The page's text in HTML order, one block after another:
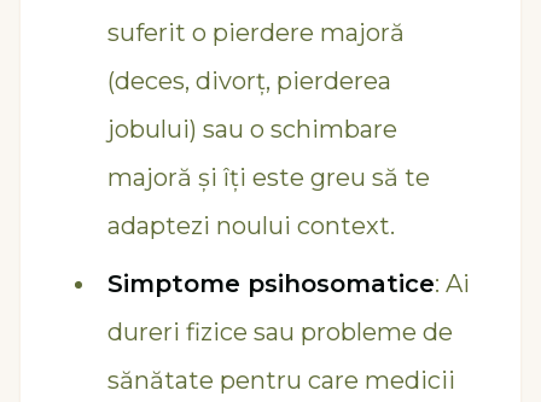
suferit o pierdere majoră
(deces, divorț, pierderea
jobului) sau o schimbare
majoră și îți este greu să te
adaptezi noului context.
Simptome psihosomatice: Ai
dureri fizice sau probleme de
sănătate pentru care medicii